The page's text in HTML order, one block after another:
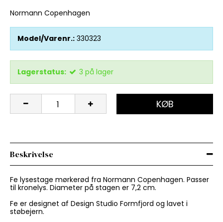
Normann Copenhagen
Model/Varenr.: 330323
Lagerstatus: 3 på lager
KØB
Beskrivelse
Fe lysestage mørkerød fra Normann Copenhagen. Passer
til kronelys. Diameter på stagen er 7,2 cm.
Fe er designet af Design Studio Formfjord og lavet i
støbejern.